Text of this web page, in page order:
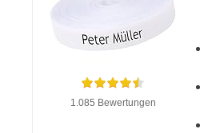
1.085 Bewertungen